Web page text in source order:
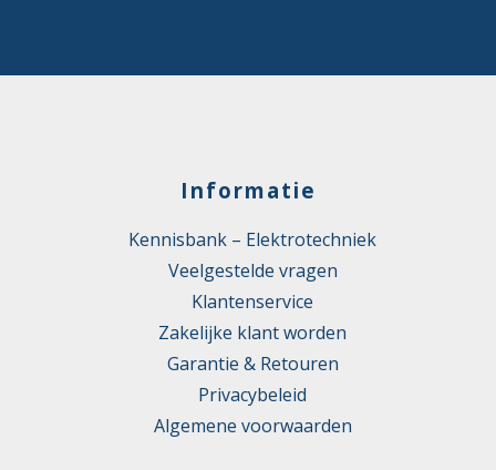
Informatie
Kennisbank – Elektrotechniek
Veelgestelde vragen
Klantenservice
Zakelijke klant worden
Garantie & Retouren
Privacybeleid
Algemene voorwaarden